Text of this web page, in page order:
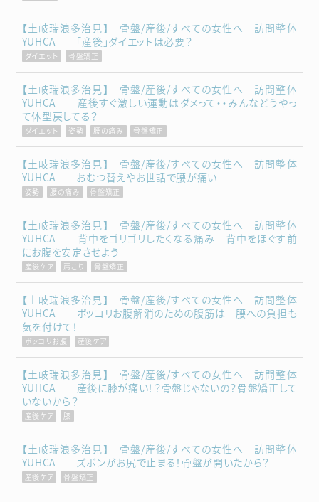
【土岐瑞浪多治見】 骨盤/産後/すべての女性へ 訪問整体
YUHCA 「産後」ダイエットは必要？
ダイエット 骨盤矯正
【土岐瑞浪多治見】 骨盤/産後/すべての女性へ 訪問整体
YUHCA 産後すぐ激しい運動はダメって・・みんなどうやっ
て体型戻してる？
ダイエット 姿勢 腰の痛み 骨盤矯正
【土岐瑞浪多治見】 骨盤/産後/すべての女性へ 訪問整体
YUHCA おむつ替えやお世話で腰が痛い
姿勢 腰の痛み 骨盤矯正
【土岐瑞浪多治見】 骨盤/産後/すべての女性へ 訪問整体
YUHCA 背中をゴリゴリしたくなる痛み 背中をほぐす前
にお腹を安定させよう
産後ケア 肩こり 骨盤矯正
【土岐瑞浪多治見】 骨盤/産後/すべての女性へ 訪問整体
YUHCA ポッコリお腹解消のための腹筋は 腰への負担も
気を付けて！
ポッコリお腹 産後ケア
【土岐瑞浪多治見】 骨盤/産後/すべての女性へ 訪問整体
YUHCA 産後に膝が痛い！？骨盤じゃないの？骨盤矯正して
いないから？
産後ケア 膝
【土岐瑞浪多治見】 骨盤/産後/すべての女性へ 訪問整体
YUHCA ズボンがお尻で止まる！骨盤が開いたから？
産後ケア 骨盤矯正